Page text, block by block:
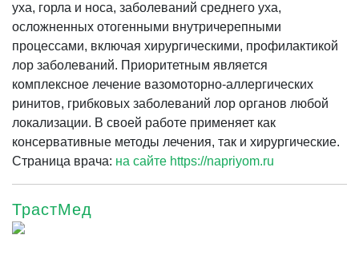
уха, горла и носа, заболеваний среднего уха,
осложненных отогенными внутричерепными
процессами, включая хирургическими, профилактикой
лор заболеваний. Приоритетным является
комплексное лечение вазомоторно-аллергических
ринитов, грибковых заболеваний лор органов любой
локализации. В своей работе применяет как
консервативные методы лечения, так и хирургические.
Страница врача: на сайте https://napriyom.ru
ТрастМед